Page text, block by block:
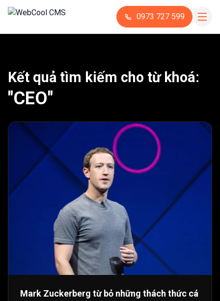
0973 727 599
Kết quả tìm kiếm cho từ khoá:
"CEO"
Mark Zuckerberg từ bỏ những thách thức cá